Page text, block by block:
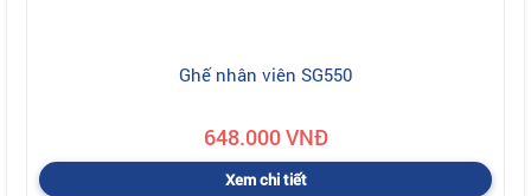
Ghế nhân viên SG550
648.000 VNĐ
Xem chi tiết